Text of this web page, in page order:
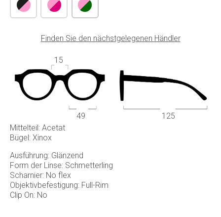
Mittelteil: Acetat
Bügel: Xinox
Ausführung: Glänzend
Form der Linse: Schmetterling
Scharnier: No flex
Objektivbefestigung: Full-Rim
Clip On: No
Finden Sie den nächstgelegenen Händler
49
15
125